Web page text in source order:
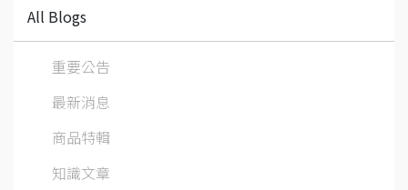
All Blogs
重要公告
最新消息
商品特輯
知識文章